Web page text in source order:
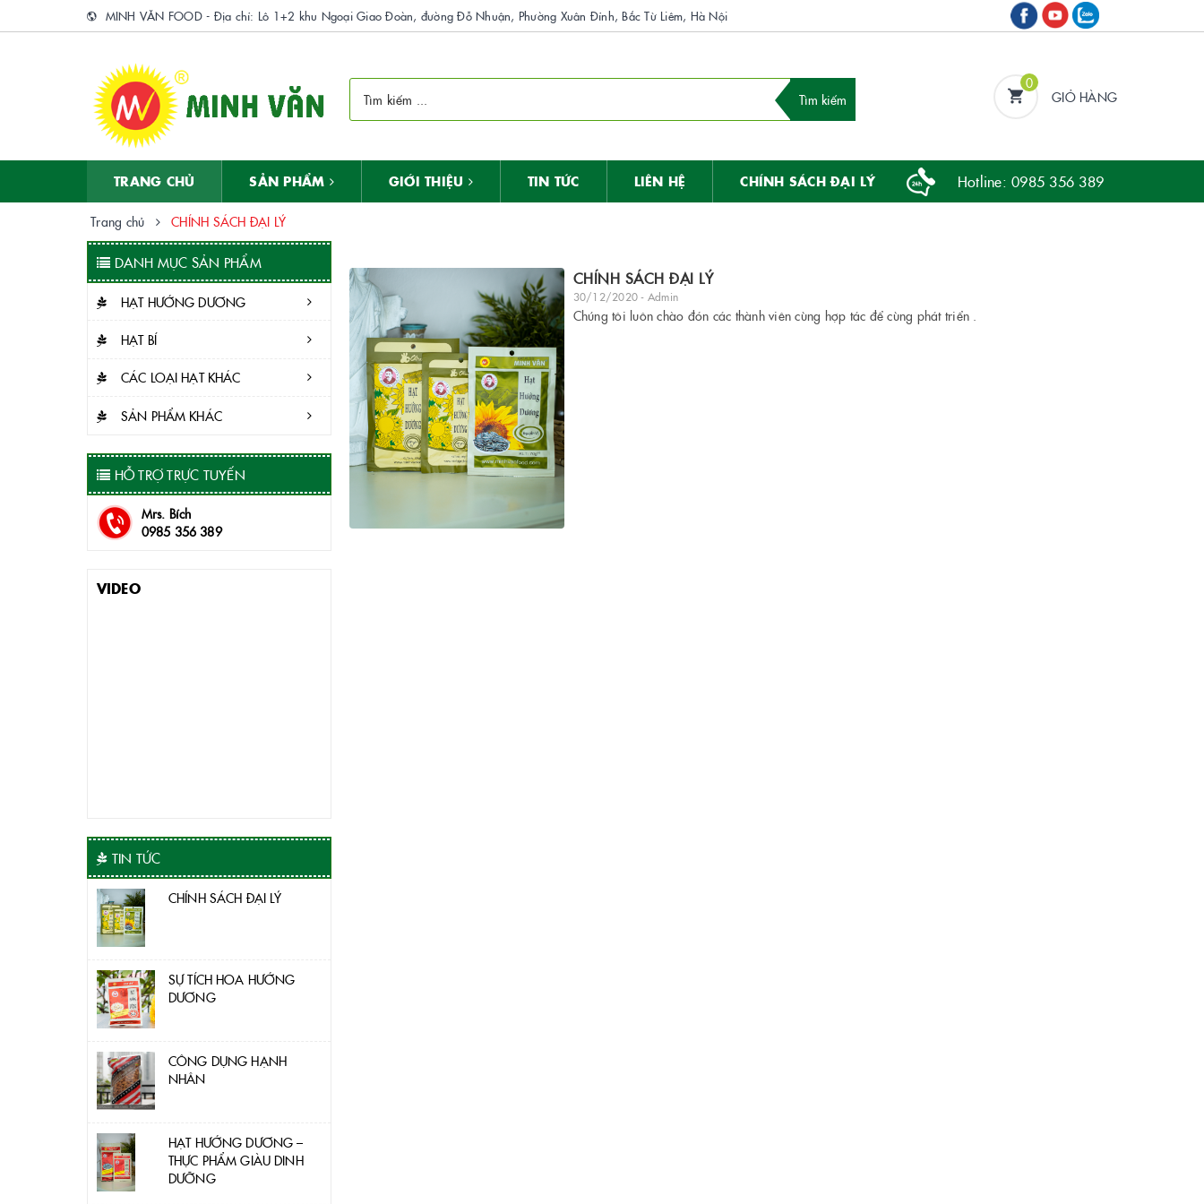
MINH VĂN FOOD - Địa chỉ: Lô 1+2 khu Ngoại Giao Đoàn, đường Đỗ Nhuận, Phường Xuân Đỉnh, Bắc Từ Liêm, Hà Nội
0
GIỎ HÀNG
TRANG CHỦ SẢN PHẨM GIỚI THIỆU TIN TỨC LIÊN HỆ CHÍNH SÁCH ĐẠI LÝ Hotline: 0985 356 389
Trang chủ CHÍNH SÁCH ĐẠI LÝ
DANH MỤC SẢN PHẨM
HẠT HƯỚNG DƯƠNG
HẠT BÍ
CÁC LOẠI HẠT KHÁC
SẢN PHẨM KHÁC
HỖ TRỢ TRỰC TUYẾN
Mrs. Bích
0985 356 389
VIDEO
TIN TỨC
CHÍNH SÁCH ĐẠI LÝ
SỰ TÍCH HOA HƯỚNG
DƯƠNG
CÔNG DỤNG HẠNH
NHÂN
HẠT HƯỚNG DƯƠNG –
THỰC PHẨM GIÀU DINH
DƯỠNG
CHÍNH SÁCH ĐẠI LÝ
30/12/2020 - Admin
Chúng tôi luôn chào đón các thành viên cùng hợp tác để cùng phát triển .